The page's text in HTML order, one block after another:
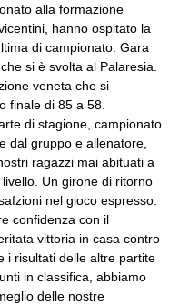
alla formazione
hanno ospitato la
di campionato. Gara
si è svolta al Palaresia.
veneta che si
finale di 85 a 58.
di stagione, campionato
dal gruppo e allenatore,
ragazzi mai abituati a
Un girone di ritorno
nel gioco espresso.
confidenza con il
vittoria in casa contro
i risultati delle altre partite
in classifica, abbiamo
delle nostre